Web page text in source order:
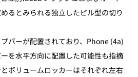
るとみられる独立したピル型の切り
バーが配置されており、Phone (4a)
を水平方向に配置した可能性も指摘
ボリュームロッカーはそれぞれ左右